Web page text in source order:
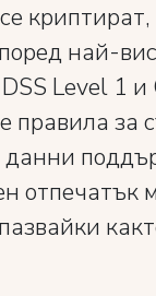
най-
Level 1 и
правила за
данни
отпечатък